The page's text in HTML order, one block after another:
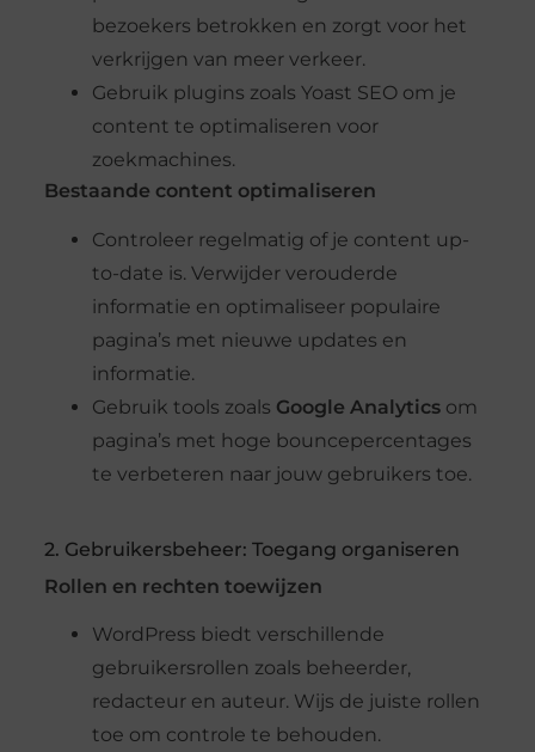
bezoekers betrokken en zorgt voor het
verkrijgen van meer verkeer.
Gebruik plugins zoals Yoast SEO om je
content te optimaliseren voor
zoekmachines.
Bestaande content optimaliseren
Controleer regelmatig of je content up-
to-date is. Verwijder verouderde
informatie en optimaliseer populaire
pagina’s met nieuwe updates en
informatie.
Gebruik tools zoals Google Analyticsom
pagina’s met hoge bouncepercentages
te verbeteren naar jouw gebruikers toe.
2. Gebruikersbeheer: Toegang organiseren
Rollen en rechten toewijzen
WordPress biedt verschillende
gebruikersrollen zoals beheerder,
redacteur en auteur. Wijs de juiste rollen
toe om controle te behouden.